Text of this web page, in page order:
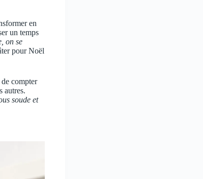
en
un temps
on se
pour Noël
compter
autres.
soude et